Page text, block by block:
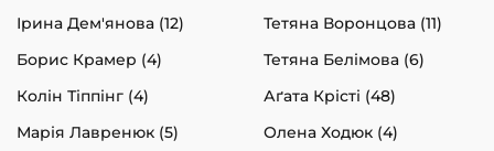
Ірина Дем'янова (12)
Тетяна Воронцова (11)
Борис Крамер (4)
Тетяна Белімова (6)
Колін Тіппінг (4)
Аґата Крісті (48)
Марія Лавренюк (5)
Олена Ходюк (4)